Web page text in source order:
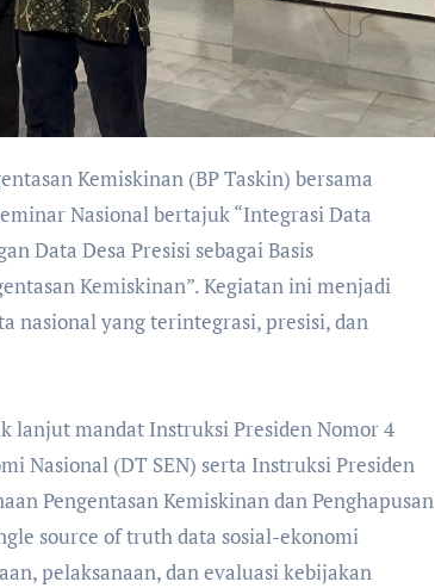
Nasional bertajuk “Integrasi Data
Data Desa Presisi sebagai Basis
Kemiskinan”. Kegiatan ini menjadi
nasional yang terintegrasi, presisi, dan
lanjut mandat Instruksi Presiden Nomor 4
Nasional (DT SEN) serta Instruksi Presiden
Pengentasan Kemiskinan dan Penghapusan
source of truth data sosial-ekonomi
pelaksanaan, dan evaluasi kebijakan